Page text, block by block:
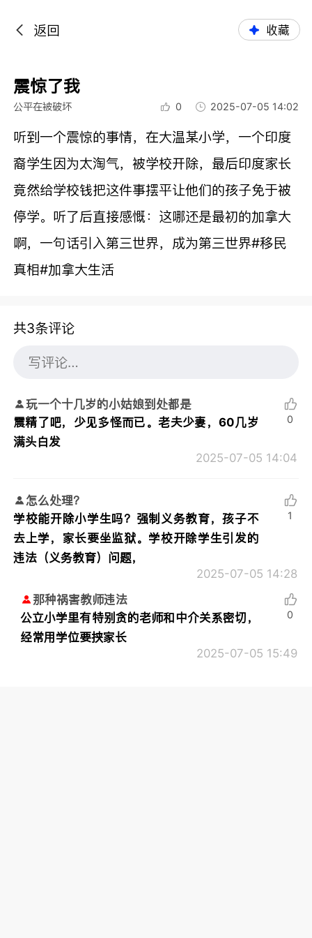
返回 收藏
震惊了我
公平在被破坏 0 2025-07-05 14:02
听到一个震惊的事情，在大温某小学，一个印度
裔学生因为太淘气，被学校开除，最后印度家长
竟然给学校钱把这件事摆平让他们的孩子免于被
停学。听了后直接感慨：这哪还是最初的加拿大
啊，一句话引入第三世界，成为第三世界#移民
真相#加拿大生活
共3条评论
玩一个十几岁的小姑娘到处都是
震精了吧，少见多怪而已。老夫少妻，60几岁
满头白发
2025-07-05 14:04
0
怎么处理？
学校能开除小学生吗？强制义务教育，孩子不
去上学，家长要坐监狱。学校开除学生引发的
违法（义务教育）问题，
2025-07-05 14:28
1
那种祸害教师违法
公立小学里有特别贪的老师和中介关系密切，
经常用学位要挟家长
2025-07-05 15:49
0